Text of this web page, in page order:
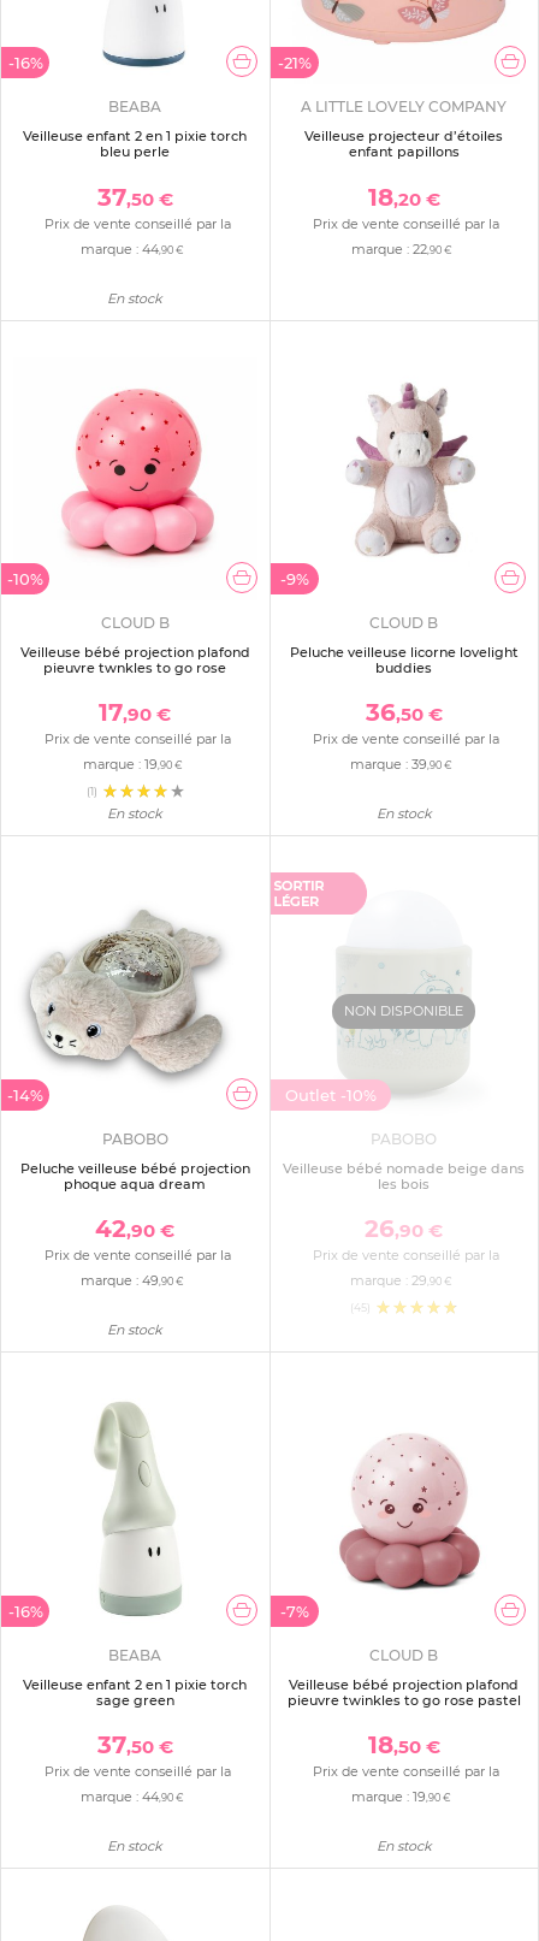
-16%
BEABA
Veilleuse enfant 2 en 1 pixie torch
bleu perle
37,50 €
Prix de vente conseillé par la
marque :44 ,90 €
En stock
-21%
A LITTLE LOVELY COMPANY
Veilleuse projecteur d’étoiles
enfant papillons
18,20 €
Prix de vente conseillé par la
marque : 22,90 €
-10%
CLOUD B
Veilleuse bébé projection plafond
pieuvre twnkles to go rose
17,90 €
Prix de vente conseillé par la
marque : 19,90 €
(1)
En stock
-9%
CLOUD B
Peluche veilleuse licorne lovelight
buddies
36,50 €
Prix de vente conseillé par la
marque :39,90 €
En stock
-14%
PABOBO
Peluche veilleuse bébé projection
phoque aqua dream
42,90 €
Prix de vente conseillé par la
marque :49,90 €
En stock
NON DISPONIBLE
Outlet -10%
PABOBO
Veilleuse bébé nomade beige dans
les bois
26,90 €
Prix de vente conseillé par la
marque :29,90 €
(45)
-16%
BEABA
Veilleuse enfant 2 en 1 pixie torch
sage green
37,50 €
Prix de vente conseillé par la
marque :44,90 €
En stock
-7%
CLOUD B
Veilleuse bébé projection plafond
pieuvre twinkles to go rose pastel
18,50 €
Prix de vente conseillé par la
marque :19,90 €
En stock